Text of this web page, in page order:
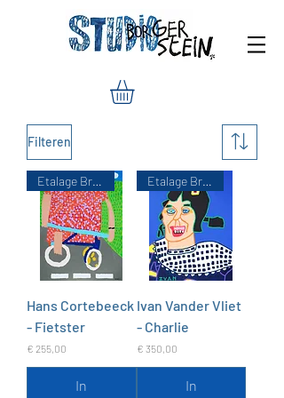
Filteren
Etalage Brandstof
Hans Cortebeeck
- Fietster
Prijs
€ 255,00
In
Etalage Brandstof
Ivan Vander Vliet
- Charlie
Prijs
€ 350,00
In